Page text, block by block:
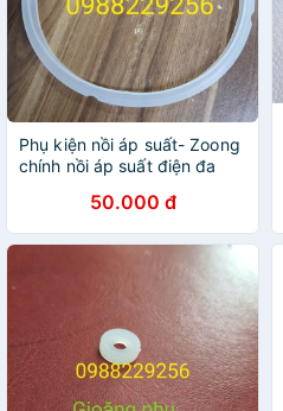
Phụ kiện nồi áp suất- Zoong
chính nồi áp suất điện đa
50.000 đ